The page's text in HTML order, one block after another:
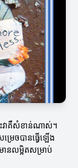
ះវាគឺសំខាន់ណាស់។
រេចបានធ្វើឡើង
នលម្អិតសម្រាប់